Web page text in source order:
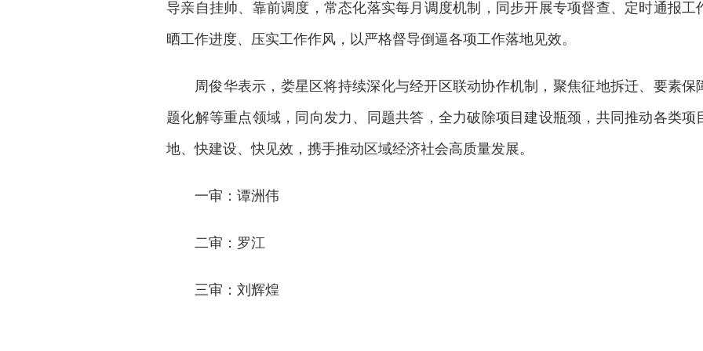
导亲自挂帅、靠前调度，常态化落实每月调度机制，同步开展专项督查、定时通报工
晒工作进度、压实工作作风，以严格督导倒逼各项工作落地见效。
周俊华表示，娄星区将持续深化与经开区联动协作机制，聚焦征地拆迁、要素保
题化解等重点领域，同向发力、同题共答，全力破除项目建设瓶颈，共同推动各类项
地、快建设、快见效，携手推动区域经济社会高质量发展。
一审：谭洲伟
二审：罗江
三审：刘辉煌